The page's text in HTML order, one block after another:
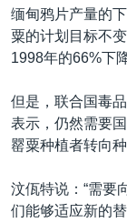
关注西藏
关注新疆
GEN Z 看美国
缅甸鸦片产量的
粟的计划目标不
1998年的66%下
但是，联合国毒
表示，仍然需要
罂粟种植者转向种
汶佤特说：“需要
们能够适应新的